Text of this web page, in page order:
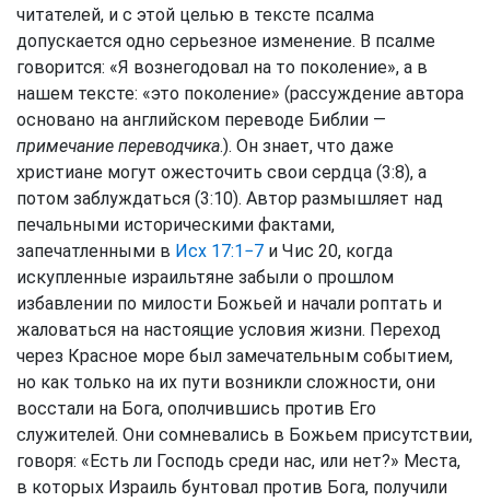
читателей, и с этой целью в тексте псалма
допускается одно серьезное изменение. В псалме
говорится: «Я вознегодовал на то поколение», а в
нашем тексте: «это поколение» (рассуждение автора
основано на английском переводе Библии —
примечание переводчика.). Он знает, что даже
христиане могут ожесточить свои сердца (3:8), а
потом заблуждаться (3:10). Автор размышляет над
печальными историческими фактами,
запечатленными в Исх 17:1−7 и Чис 20, когда
искупленные израильтяне забыли о прошлом
избавлении по милости Божьей и начали роптать и
жаловаться на настоящие условия жизни. Переход
через Красное море был замечательным событием,
но как только на их пути возникли сложности, они
восстали на Бога, ополчившись против Его
служителей. Они сомневались в Божьем присутствии,
говоря: «Есть ли Господь среди нас, или нет?» Места,
в которых Израиль бунтовал против Бога, получили